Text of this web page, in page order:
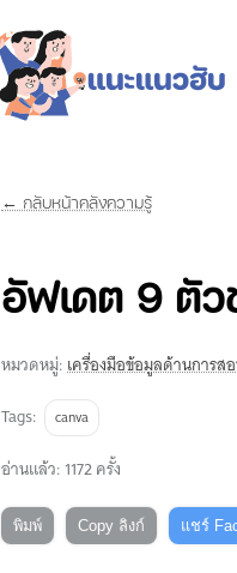
← กลับหน้าคลังความรู้
อัฟเดต 9 ตัว
หมวดหมู่:เครื่องมือข้อมูลด้านการส
Tags:
canva
อ่านแล้ว: 1172 ครั้ง
พิมพ์ Copy ลิงก์ แชร์